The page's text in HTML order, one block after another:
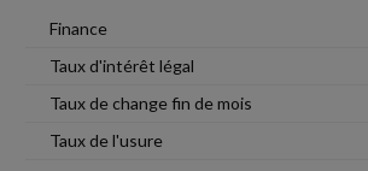
Finance
Taux d'intérêt légal
Taux de change fin de mois
Taux de l'usure